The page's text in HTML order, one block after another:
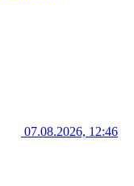
07.08.2026, 12:46